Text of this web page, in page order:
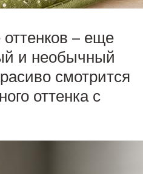
– еще
и необычный
смотрится
оттенка с